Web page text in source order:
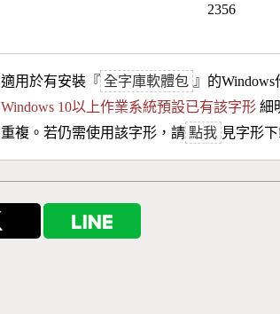
2356
適用於有安裝『 全字庫軟體包 』的Windows
Windows 10以上作業系統預設已有該字形 細
重複。若仍需使用該字形，請 點我 見字形下